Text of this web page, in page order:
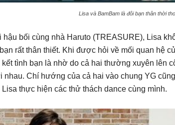
Lisa và BamBam là đôi bạn thân thời
bối cùng nhà Haruto (TREASURE), Lisa
rất thân thiết. Khi được hỏi về mối quan hệ
kết tình bạn là nhờ do cả hai thường xuyên lên
nhau. Chí hướng của cả hai vào chung YG
Lisa thực hiện các thử thách dance cùng mình.